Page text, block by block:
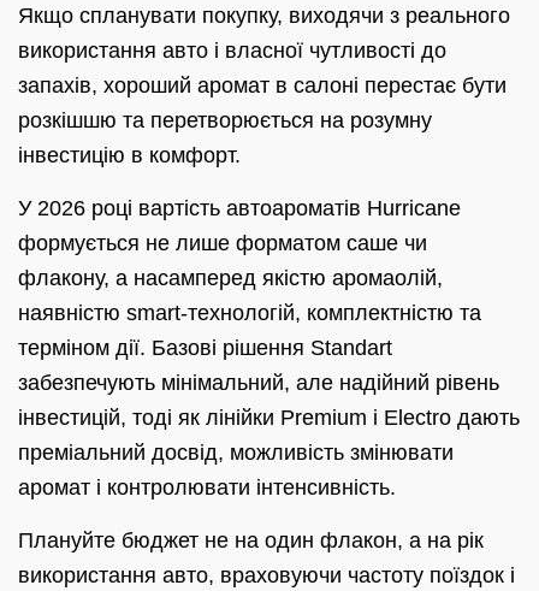
Якщо спланувати покупку, виходячи з реального
використання авто і власної чутливості до
запахів, хороший аромат в салоні перестає бути
розкішшю та перетворюється на розумну
інвестицію в комфорт.
У 2026 році вартість автоароматів Hurricane
формується не лише форматом саше чи
флакону, а насамперед якістю аромаолій,
наявністю smart‑технологій, комплектністю та
терміном дії. Базові рішення Standart
забезпечують мінімальний, але надійний рівень
інвестицій, тоді як лінійки Premium і Electro дають
преміальний досвід, можливість змінювати
аромат і контролювати інтенсивність.
Плануйте бюджет не на один флакон, а на рік
використання авто, враховуючи частоту поїздок і